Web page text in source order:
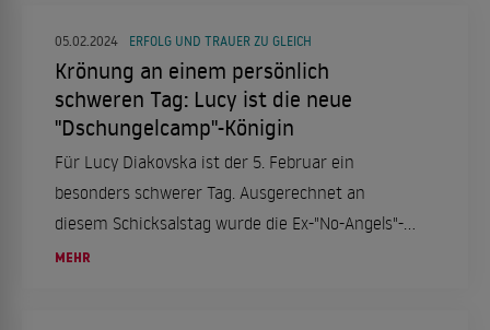
05.02.2024 ERFOLG UND TRAUER ZU GLEICH
Krönung an einem persönlich
schweren Tag: Lucy ist die neue
"Dschungelcamp"-Königin
Für Lucy Diakovska ist der 5. Februar ein
besonders schwerer Tag. Ausgerechnet an
diesem Schicksalstag wurde die Ex-"No-Angels"-
Sängerin zur neuen "Dschungelcamp"-Königin
MEHR